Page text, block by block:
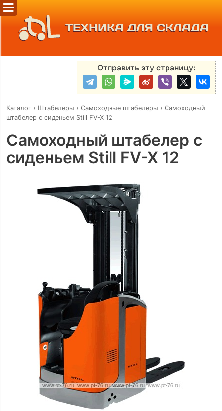
ТЕХНИКА ДЛЯ СКЛАДА
Отправить эту страницу:
Каталог› Штабелеры › Самоходные штабелеры › Самоходный
штабелер с сиденьем Still FV-X 12
Самоходный штабелер с
сиденьем Still FV-X 12